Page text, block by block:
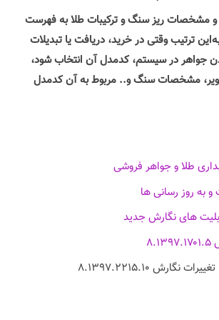
مشخصات ریز سنگ و ترکیبات طلا به فهرست
ترتیب وقتی در خرید، دریافت یا تبدیلات
جواهر در سیستم، کدمدل آن انتخاب شود،
مشخصات سنگ و.. مربوط به آن کدمدل
طلا و جواهر فروشی
و به روز رسانی ها
های نگارش جدید
تغییرات نگارش ۸.۱۳۹۷.۲۲۱۵.۱۰